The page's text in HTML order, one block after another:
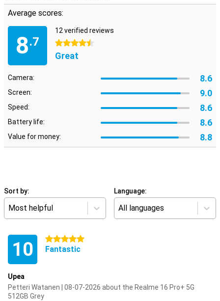
Average scores:
8.7
12 verified reviews
4.5 stars
Great
Camera: 8.6
Screen: 9.0
Speed: 8.6
Battery life: 8.6
Value for money: 8.8
Sort by:
Most helpful
Language:
All languages
10 5 stars
Fantastic
Upea
Petteri Watanen | 08-07-2026 about the Realme 16 Pro+ 5G
512GB Grey